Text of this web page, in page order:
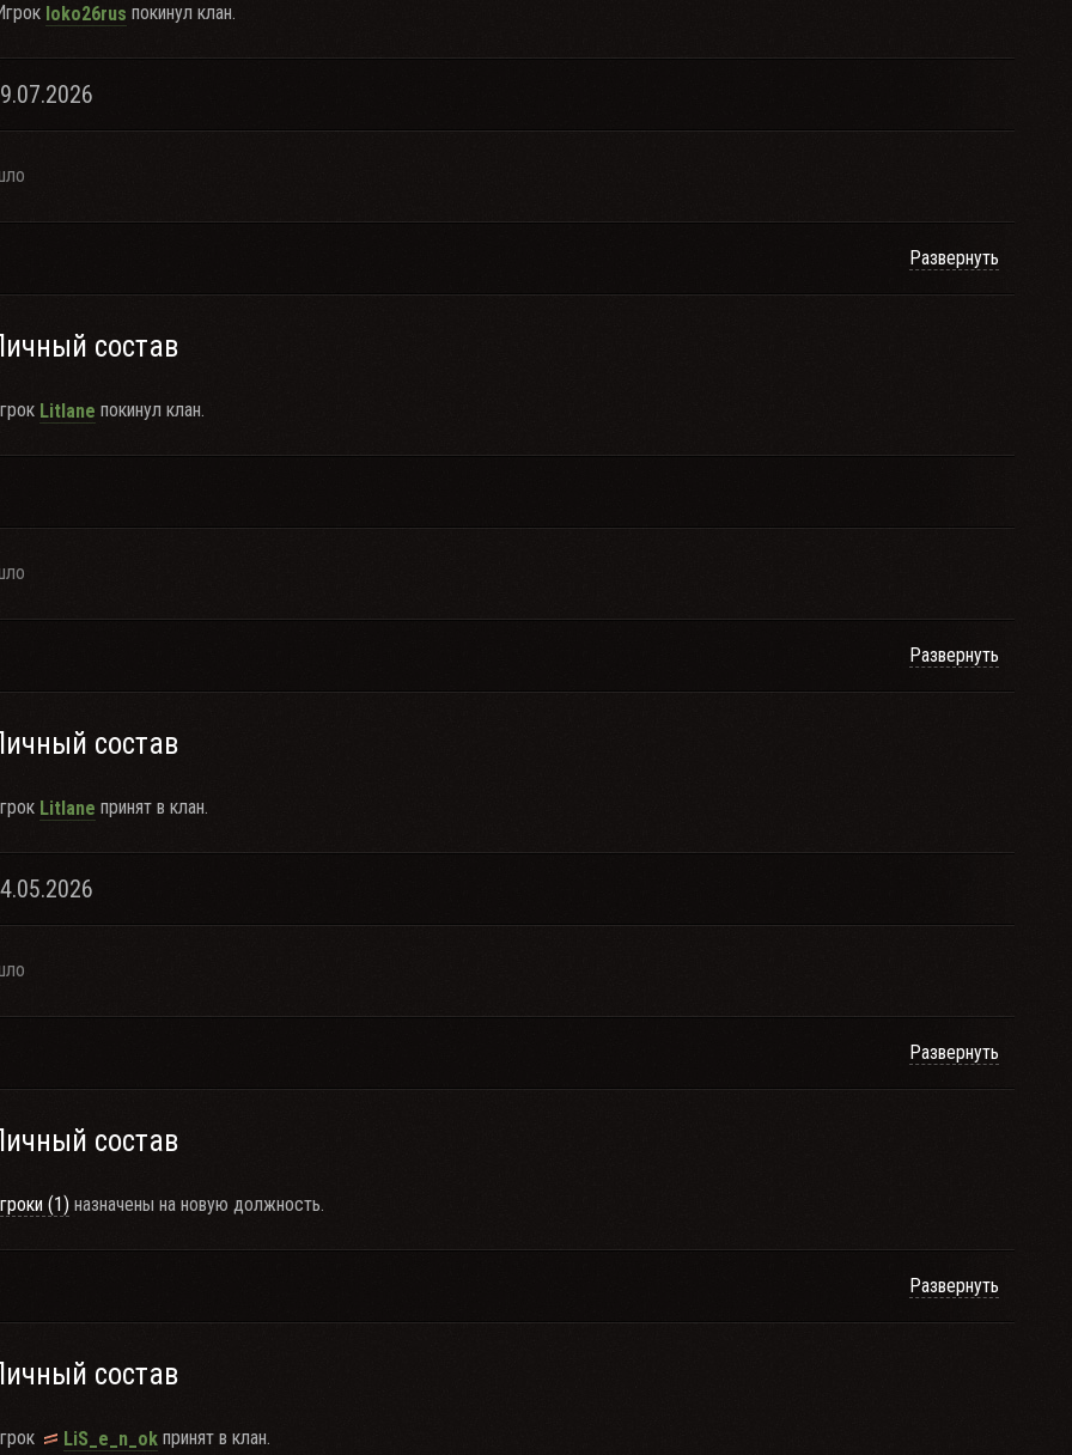
loko26rus покинул клан.
Развернуть
состав
LitIane покинул клан.
Развернуть
состав
LitIane принят в клан.
Развернуть
состав
(1) назначены на новую должность.
Развернуть
состав
LiS_e_n_ok принят в клан.